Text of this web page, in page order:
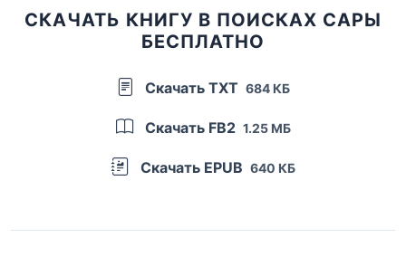
СКАЧАТЬ КНИГУ В ПОИСКАХ САРЫ
БЕСПЛАТНО
Скачать TXT 684 КБ
Скачать FB2 1.25 МБ
Скачать EPUB 640 КБ